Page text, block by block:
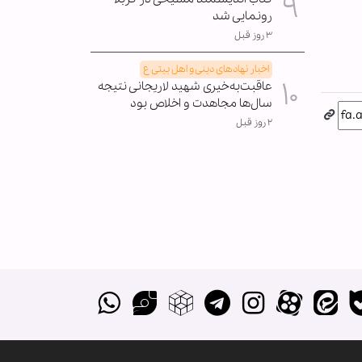
رونمایی شد
۳ روز قبل
اخبار نهادهای دینی و اهل بیتی ع
عاقبت‌به‌خیری شهید لاریجانی نتیجه
سال‌ها مجاهدت و اخلاص بود
۲ روز قبل